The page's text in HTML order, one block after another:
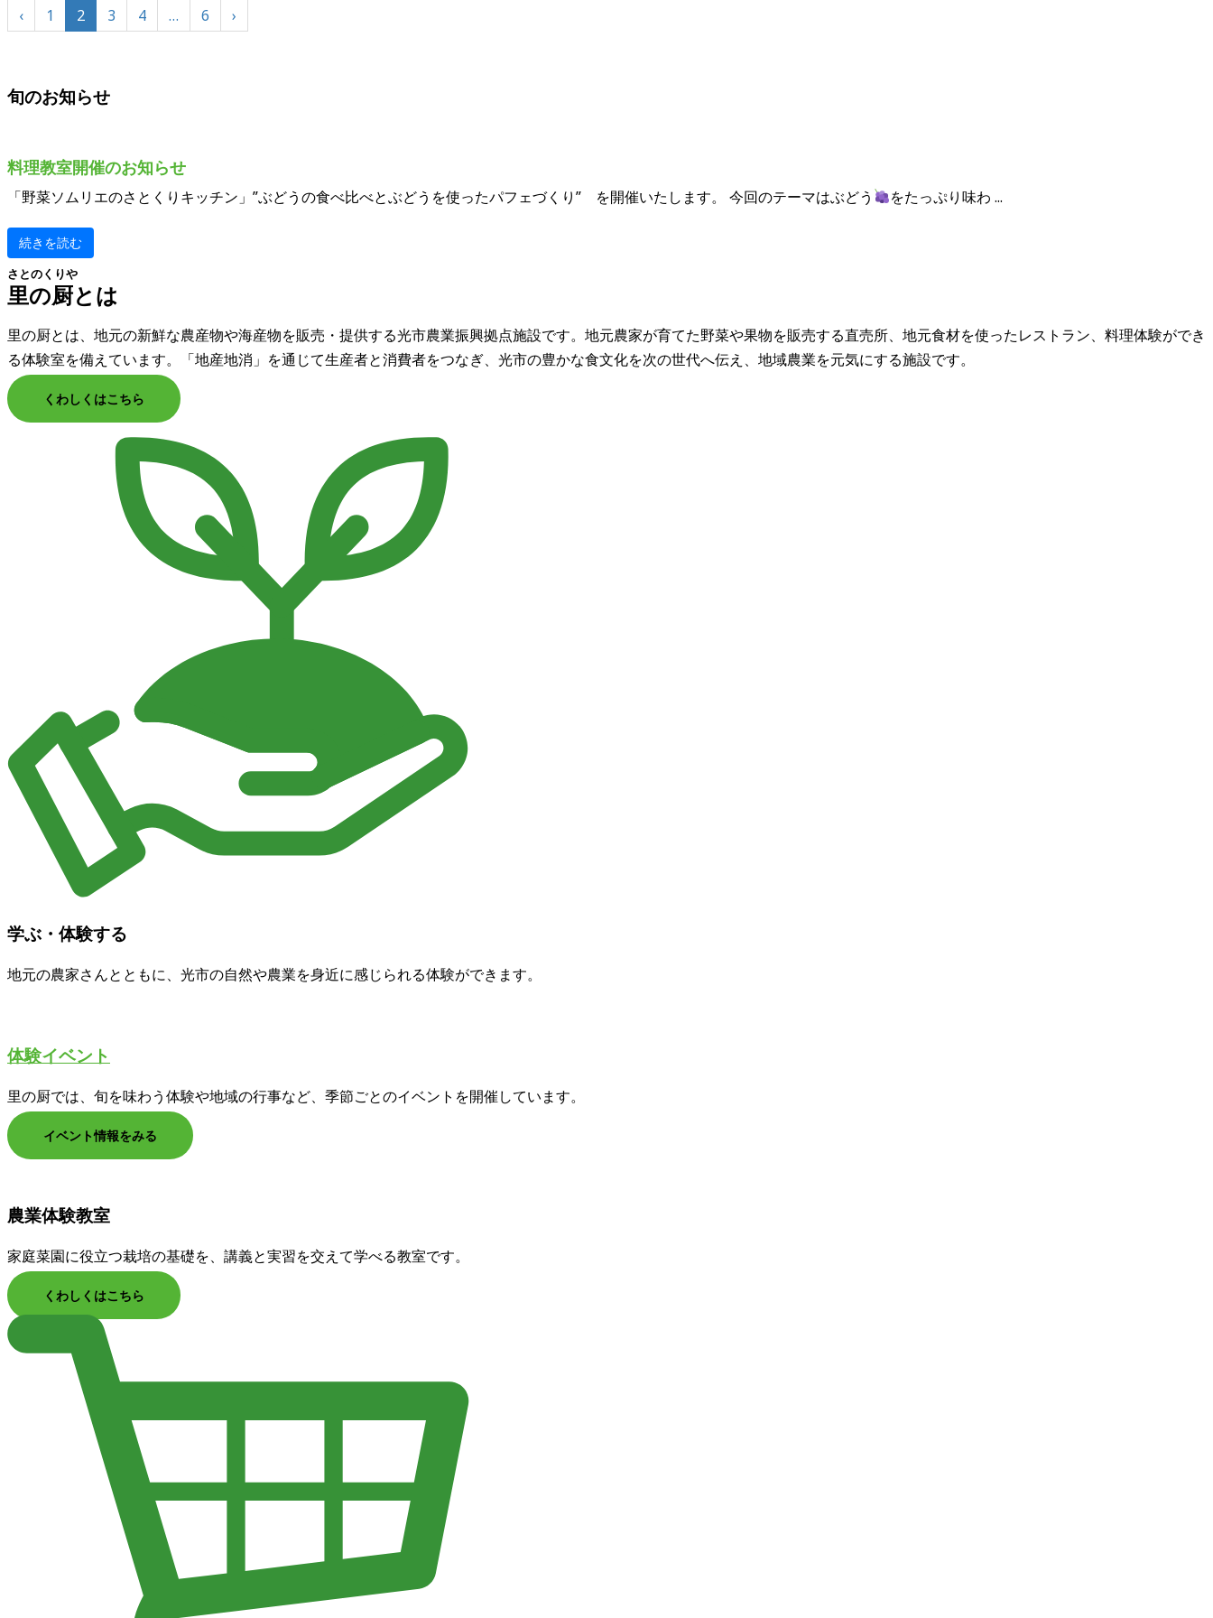
‹ 1 2 3 4 … 6 ›
旬のお知らせ
料理教室開催のお知らせ
「野菜ソムリエのさとくりキッチン」”ぶどうの食べ比べとぶどうを使ったパフェづくり” を開催いたします。 今回のテーマはぶどう をたっぷり味わ ...
続きを読む
さとのくりや
里の厨とは
里の厨とは、地元の新鮮な農産物や海産物を販売・提供する光市農業振興拠点施設です。地元農家が育てた野菜や果物を販売する直売所、地元食材を使ったレストラン、料理体験ができ
る体験室を備えています。「地産地消」を通じて生産者と消費者をつなぎ、光市の豊かな食文化を次の世代へ伝え、地域農業を元気にする施設です。
くわしくはこちら
学ぶ・体験する
地元の農家さんとともに、光市の自然や農業を身近に感じられる体験ができます。
体験イベント
里の厨では、旬を味わう体験や地域の行事など、季節ごとのイベントを開催しています。
イベント情報をみる
農業体験教室
家庭菜園に役立つ栽培の基礎を、講義と実習を交えて学べる教室です。
くわしくはこちら